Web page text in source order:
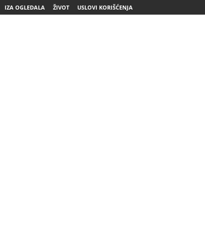
IZA OGLEDALA ŽIVOT USLOVI KORIŠĆENJA